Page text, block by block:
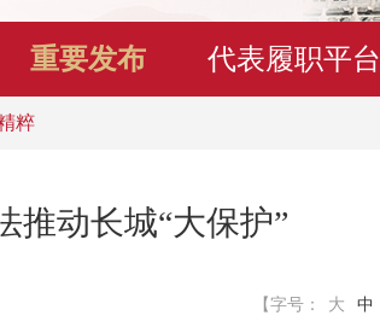
重要发布 代表履职平台
粹
推动长城“大保护”
【字号： 大 中